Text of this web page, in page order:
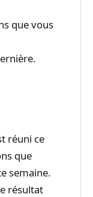
que vous
réuni ce
que
semaine.
résultat